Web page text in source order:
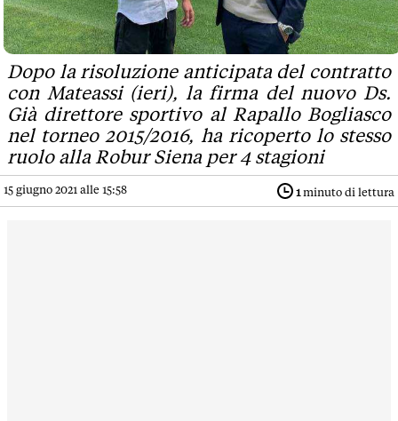
Dopo la risoluzione anticipata del contratto
con Mateassi (ieri), la firma del nuovo Ds.
Già direttore sportivo al Rapallo Bogliasco
nel torneo 2015/2016, ha ricoperto lo stesso
ruolo alla Robur Siena per 4 stagioni
15 giugno 2021 alle 15:58 1 minuto di lettura